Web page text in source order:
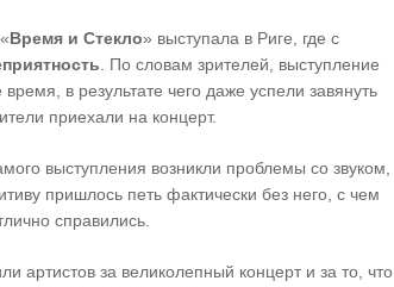
Время и Стекло» выступала в Риге, где с
. По словам зрителей, выступление
в результате чего даже успели завянуть
приехали на концерт.
выступления возникли проблемы со звуком,
пришлось петь фактически без него, с чем
справились.
артистов за великолепный концерт и за то, что